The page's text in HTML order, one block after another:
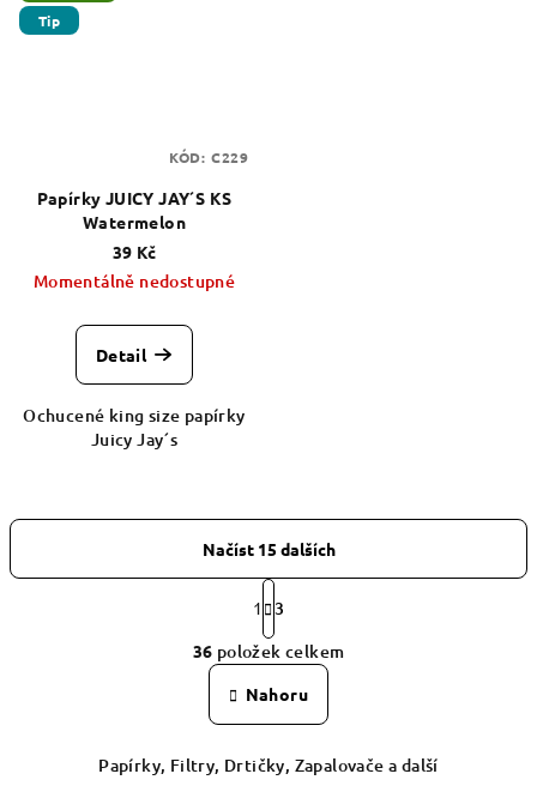
Tip
Papírky JUICY JAY´S KS
Watermelon
39 Kč
Momentálně nedostupné
Detail
Ochucené king size papírky
Juicy Jay´s
KÓD: C229
O
v
l
a
Načíst 15 dalších
S
t
r
á
k
o
á
1 3
36 položek celkem
Nahoru
Papírky, Filtry, Drtičky, Zapalovače a další